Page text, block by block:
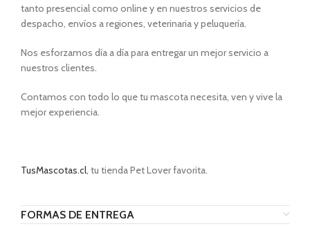
tanto presencial como online y en nuestros servicios de
despacho, envíos a regiones, veterinaria y peluquería.
Nos esforzamos día a día para entregar un mejor servicio a
nuestros clientes.
Contamos con todo lo que tu mascota necesita, ven y vive la
mejor experiencia.
TusMascotas.cl, tu tienda Pet Lover favorita.
FORMAS DE ENTREGA